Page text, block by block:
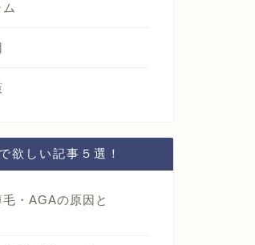
欲しい記事５選！
毛・AGAの原因と